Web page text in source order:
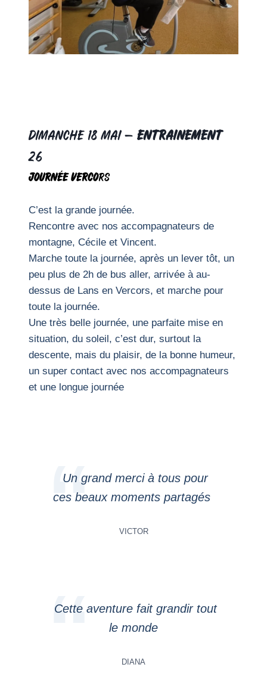
DIMANCHE 18 MAI – Entrainement
26
Journée Vercors
C’est la grande journée.
Rencontre avec nos accompagnateurs de
montagne, Cécile et Vincent.
Marche toute la journée, après un lever tôt, un
peu plus de 2h de bus aller, arrivée à au-
dessus de Lans en Vercors, et marche pour
toute la journée.
Une très belle journée, une parfaite mise en
situation, du soleil, c’est dur, surtout la
descente, mais du plaisir, de la bonne humeur,
un super contact avec nos accompagnateurs
et une longue journée
Un grand merci à tous pour
ces beaux moments partagés
VICTOR
Cette aventure fait grandir tout
le monde
DIANA